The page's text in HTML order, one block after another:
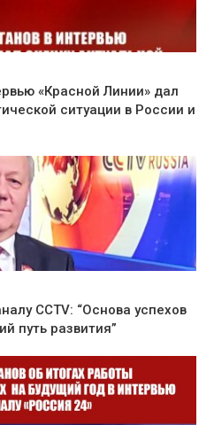
«Красной Линии» дал
ситуации в России и
CCTV: “Основа успехов
путь развития”